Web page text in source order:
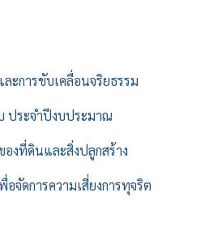
ะการขับเคลื่อนจริยธรรม
ประจำปีงบประมาณ
งที่ดินและสิ่งปลูกสร้าง
อจัดการความเสี่ยงการทุจริต